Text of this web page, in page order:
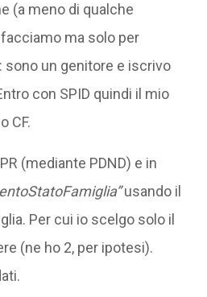
(a meno di qualche
ma solo per
sono un genitore e iscrivo
con SPID quindi il mio
CF.
(mediante PDND) e in
usando il
Per cui io scelgo solo il
(ne ho 2, per ipotesi).